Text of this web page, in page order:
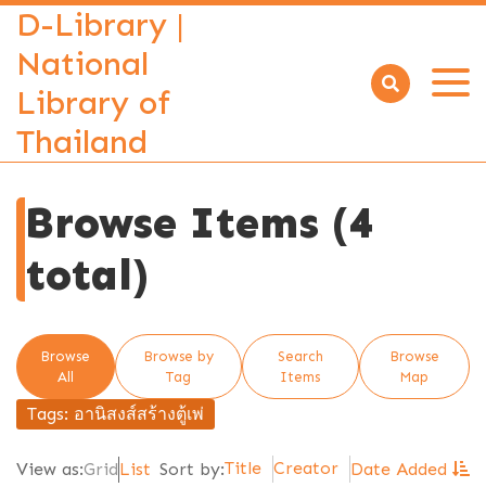
D-Library |
National
Library of
Thailand
Open
Browse Items (4
total)
Browse
All
Browse by
Tag
Search
Items
Browse
Map
Tags: อานิสงส์สร้างตู้เพ่
View as:GridList Sort by:Title Creator Date Added